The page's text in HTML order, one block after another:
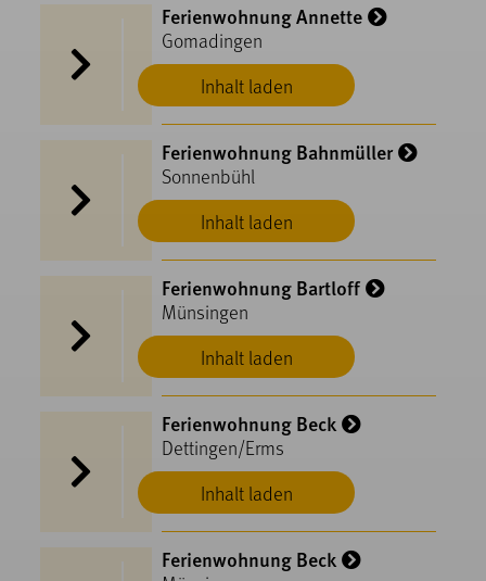
Inhalt laden
Ferienwohnung Annette
Gomadingen
Inhalt laden
Ferienwohnung Bahnmüller
Sonnenbühl
Inhalt laden
Ferienwohnung Bartloff
Münsingen
Inhalt laden
Ferienwohnung Beck
Dettingen/Erms
Ferienwohnung Beck